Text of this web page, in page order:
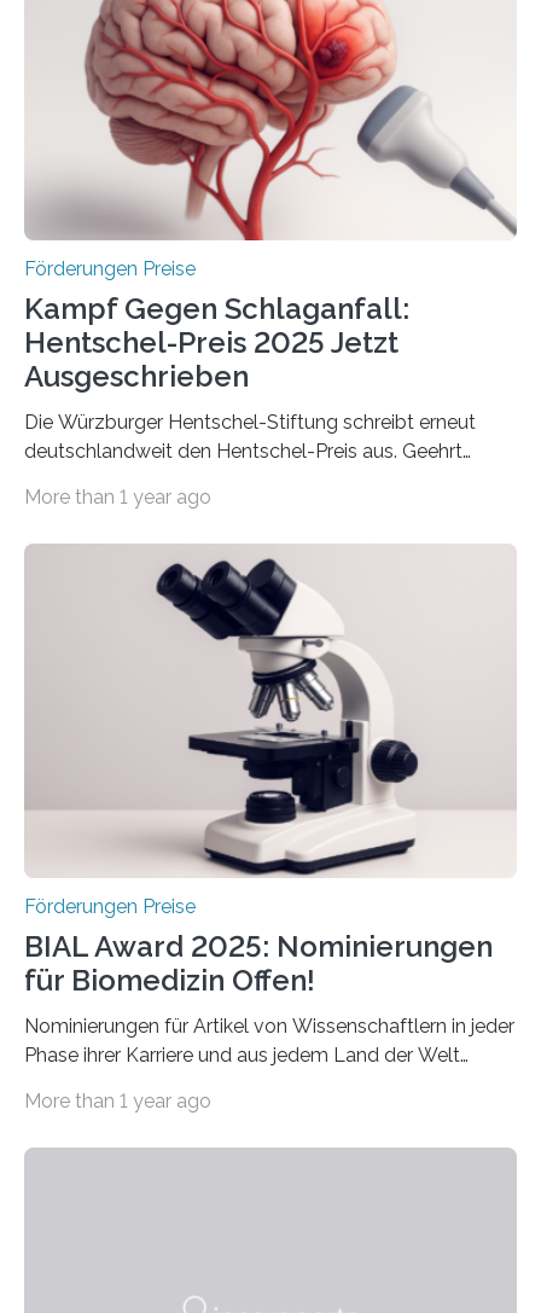
Gemeinschaftsforschung (IGF), Zentrales
Innovationsprogramm Mittelstand (ZIM) und
Innovationskompetenz INNO-KOM. Auf dem
Innovationstag Mittelstand 2025 am 5. Juni 2025 in
Berlin überbrachte das Bundesministerium für
Wirtschaft und Energie eine gute Nachricht:
Überplanmäßige Verpflichtungsermächtigungen in
Förderungen Preise
Kampf Gegen Schlaganfall:
Hentschel-Preis 2025 Jetzt
Ausgeschrieben
Die Würzburger Hentschel-Stiftung schreibt erneut
deutschlandweit den Hentschel-Preis aus. Geehrt
hochrangige wissenschaftliche Publikation zum Thema
Schlaganfall“ mit Sitz in Würzburg fördert die
Schlaganfallforschung, um die Behandlung der
Betroffenen zu verbessern. Dazu schreibt sie auch in
diesem Jahr wieder deutschlandweit den Hentschel-
Preis aus. Er richtet sich gezielt an jüngere
Forscherinnen und Forscher unter 40 Jahren. Geehrt
werden soll eine herausragende Doktorarbeit oder eine
hochrangige wissenschaftliche Publikation zum Thema
More than 1 year ago
Förderungen Preise
BIAL Award 2025: Nominierungen
für Biomedizin Offen!
Nominierungen für Artikel von Wissenschaftlern in jeder
Phase ihrer Karriere und aus jedem Land der Welt
Leben gerufen, um die bemerkenswertesten
More than 1 year ago